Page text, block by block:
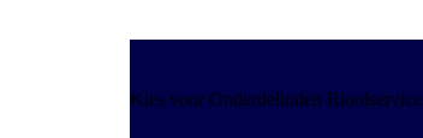
Kies voor Onderdelinden Rioolservice